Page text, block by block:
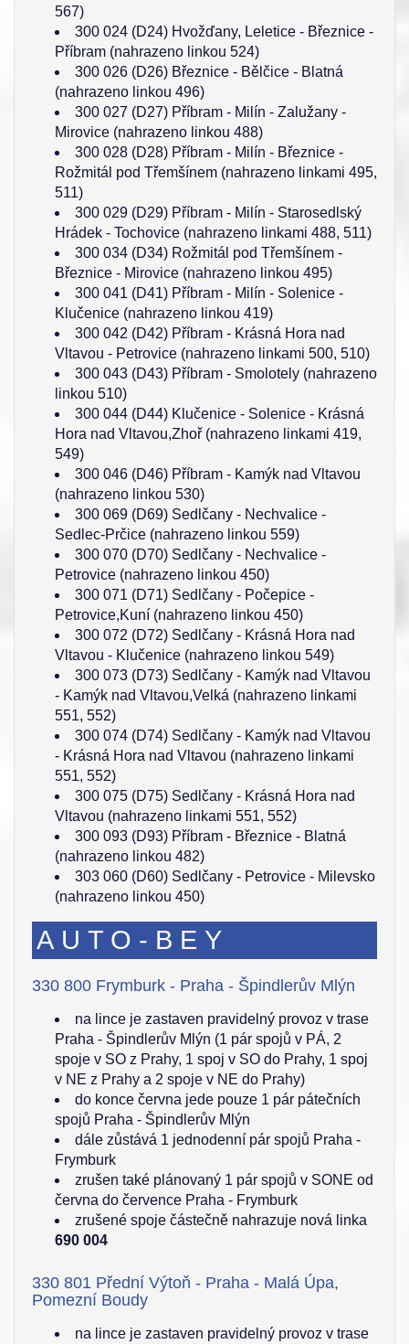
567)
300 024 (D24) Hvožďany, Leletice - Březnice -
Příbram (nahrazeno linkou 524)
300 026 (D26) Březnice - Bělčice - Blatná
(nahrazeno linkou 496)
300 027 (D27) Příbram - Milín - Zalužany -
Mirovice (nahrazeno linkou 488)
300 028 (D28) Příbram - Milín - Březnice -
Rožmitál pod Třemšínem (nahrazeno linkami 495,
511)
300 029 (D29) Příbram - Milín - Starosedlský
Hrádek - Tochovice (nahrazeno linkami 488, 511)
300 034 (D34) Rožmitál pod Třemšínem -
Březnice - Mirovice (nahrazeno linkou 495)
300 041 (D41) Příbram - Milín - Solenice -
Klučenice (nahrazeno linkou 419)
300 042 (D42) Příbram - Krásná Hora nad
Vltavou - Petrovice (nahrazeno linkami 500, 510)
300 043 (D43) Příbram - Smolotely (nahrazeno
linkou 510)
300 044 (D44) Klučenice - Solenice - Krásná
Hora nad Vltavou,Zhoř (nahrazeno linkami 419,
549)
300 046 (D46) Příbram - Kamýk nad Vltavou
(nahrazeno linkou 530)
300 069 (D69) Sedlčany - Nechvalice -
Sedlec-Prčice (nahrazeno linkou 559)
300 070 (D70) Sedlčany - Nechvalice -
Petrovice (nahrazeno linkou 450)
300 071 (D71) Sedlčany - Počepice -
Petrovice,Kuní (nahrazeno linkou 450)
300 072 (D72) Sedlčany - Krásná Hora nad
Vltavou - Klučenice (nahrazeno linkou 549)
300 073 (D73) Sedlčany - Kamýk nad Vltavou
- Kamýk nad Vltavou,Velká (nahrazeno linkami
551, 552)
300 074 (D74) Sedlčany - Kamýk nad Vltavou
- Krásná Hora nad Vltavou (nahrazeno linkami
551, 552)
300 075 (D75) Sedlčany - Krásná Hora nad
Vltavou (nahrazeno linkami 551, 552)
300 093 (D93) Příbram - Březnice - Blatná
(nahrazeno linkou 482)
303 060 (D60) Sedlčany - Petrovice - Milevsko
(nahrazeno linkou 450)
AUTO-BEY
330 800 Frymburk - Praha - Špindlerův Mlýn
na lince je zastaven pravidelný provoz v trase
Praha - Špindlerův Mlýn (1 pár spojů v PÁ, 2
spoje v SO z Prahy, 1 spoj v SO do Prahy, 1 spoj
v NE z Prahy a 2 spoje v NE do Prahy)
do konce června jede pouze 1 pár pátečních
spojů Praha - Špindlerův Mlýn
dále zůstává 1 jednodenní pár spojů Praha -
Frymburk
zrušen také plánovaný 1 pár spojů v SONE od
června do července Praha - Frymburk
zrušené spoje částečně nahrazuje nová linka
690 004
330 801 Přední Výtoň - Praha - Malá Úpa,
Pomezní Boudy
na lince je zastaven pravidelný provoz v trase